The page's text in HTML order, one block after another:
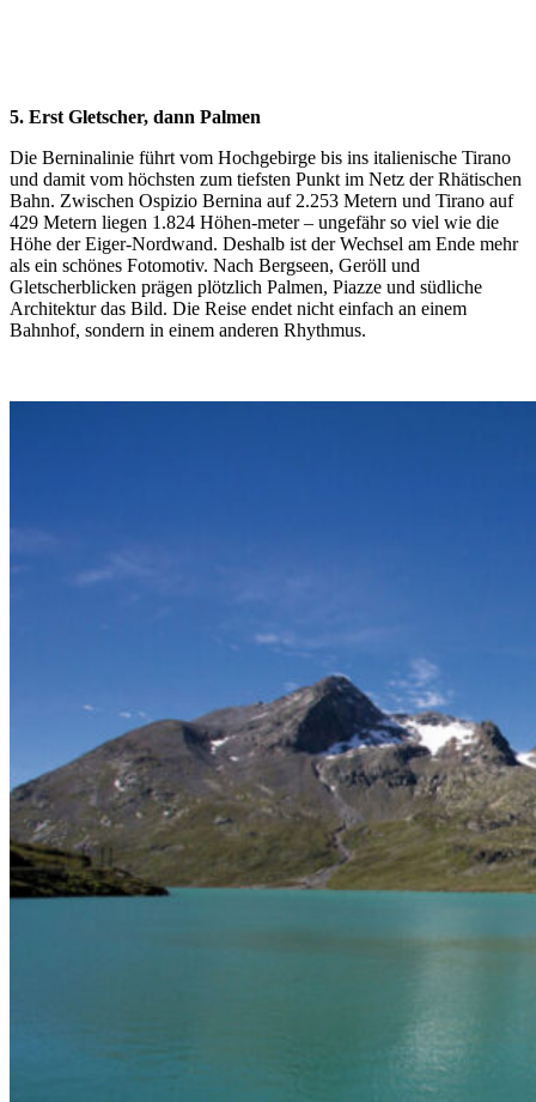
5. Erst Gletscher, dann Palmen
Die Berninalinie führt vom Hochgebirge bis ins italienische Tirano
und damit vom höchsten zum tiefsten Punkt im Netz der Rhätischen
Bahn. Zwischen Ospizio Bernina auf 2.253 Metern und Tirano auf
429 Metern liegen 1.824 Höhen-meter – ungefähr so viel wie die
Höhe der Eiger-Nordwand. Deshalb ist der Wechsel am Ende mehr
als ein schönes Fotomotiv. Nach Bergseen, Geröll und
Gletscherblicken prägen plötzlich Palmen, Piazze und südliche
Architektur das Bild. Die Reise endet nicht einfach an einem
Bahnhof, sondern in einem anderen Rhythmus.